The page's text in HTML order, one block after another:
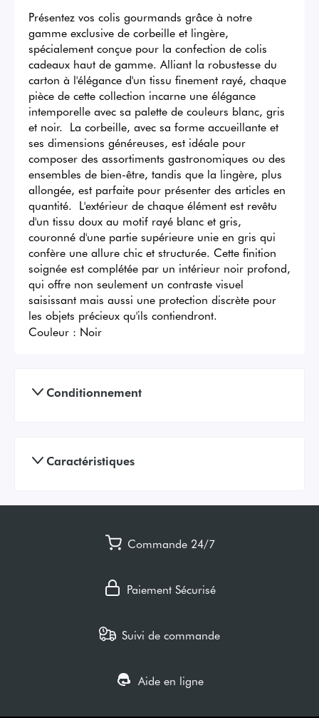
Présentez vos colis gourmands grâce à notre
gamme exclusive de corbeille et lingère,
spécialement conçue pour la confection de colis
cadeaux haut de gamme. Alliant la robustesse du
carton à l'élégance d'un tissu finement rayé, chaque
pièce de cette collection incarne une élégance
intemporelle avec sa palette de couleurs blanc, gris
et noir.  La corbeille, avec sa forme accueillante et
ses dimensions généreuses, est idéale pour
composer des assortiments gastronomiques ou des
ensembles de bien-être, tandis que la lingère, plus
allongée, est parfaite pour présenter des articles en
quantité.  L'extérieur de chaque élément est revêtu
d'un tissu doux au motif rayé blanc et gris,
couronné d'une partie supérieure unie en gris qui
confère une allure chic et structurée. Cette finition
soignée est complétée par un intérieur noir profond,
qui offre non seulement un contraste visuel
saisissant mais aussi une protection discrète pour
les objets précieux qu'ils contiendront.
Couleur : Noir
Conditionnement
Caractéristiques
Commande 24/7
Paiement Sécurisé
Suivi de commande
Aide en ligne